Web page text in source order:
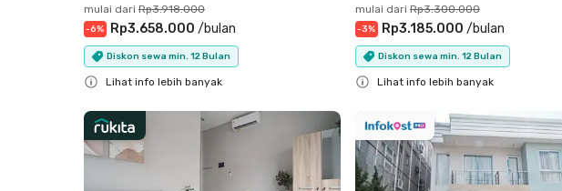
mulai dari Rp3.918.000
-6% Rp3.658.000 /bulan
Diskon sewa min. 12 Bulan
Lihat info lebih banyak
mulai dari Rp3.300.000
-3% Rp3.185.000 /bulan
Diskon sewa min. 12 Bulan
Lihat info lebih banyak